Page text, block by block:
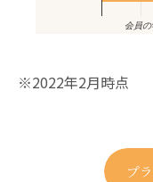
会員
※2022年2月時点
プ